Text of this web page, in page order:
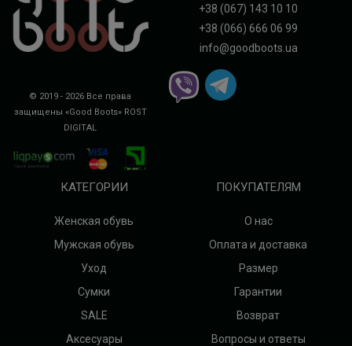
© 2019 - 2026 Все права
защищены «Good Boots» ROST
DIGITAL
+38 (067) 143 10 10
+38 (066) 666 06 99
info@goodboots.ua
КАТЕГОРИИ
Женская обувь
Мужская обувь
Уход
Сумки
SALE
Аксесуары
ПОКУПАТЕЛЯМ
О нас
Оплата и доставка
Размер
Гарантии
Возврат
Вопросы и ответы